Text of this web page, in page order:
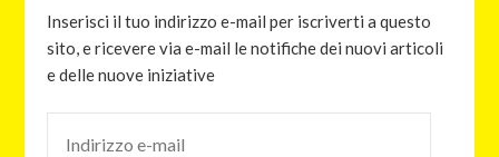
Inserisci il tuo indirizzo e-mail per iscriverti a questo
sito, e ricevere via e-mail le notifiche dei nuovi articoli
e delle nuove iniziative